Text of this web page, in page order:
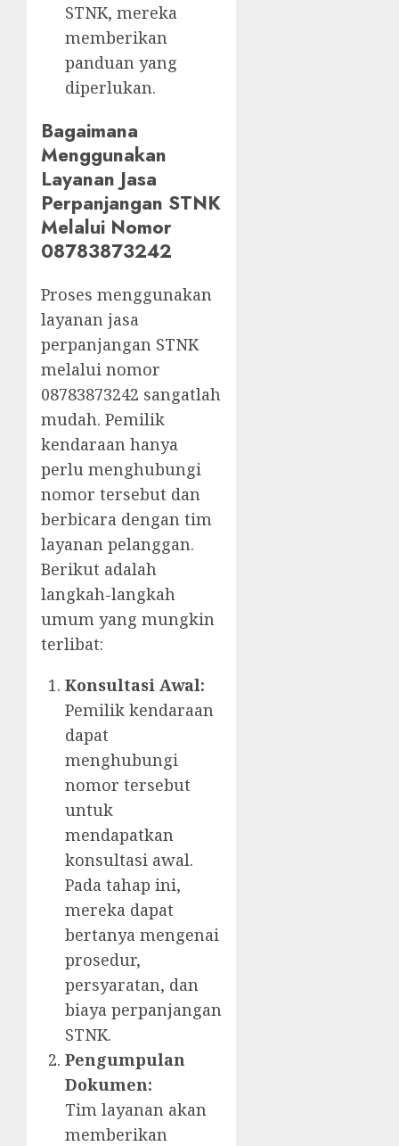
STNK, mereka
memberikan
panduan yang
diperlukan.
Bagaimana
Menggunakan
Layanan Jasa
Perpanjangan STNK
Melalui Nomor
08783873242
Proses menggunakan
layanan jasa
perpanjangan STNK
melalui nomor
08783873242 sangatlah
mudah. Pemilik
kendaraan hanya
perlu menghubungi
nomor tersebut dan
berbicara dengan tim
layanan pelanggan.
Berikut adalah
langkah-langkah
umum yang mungkin
terlibat:
Konsultasi Awal:
Pemilik kendaraan
dapat
menghubungi
nomor tersebut
untuk
mendapatkan
konsultasi awal.
Pada tahap ini,
mereka dapat
bertanya mengenai
prosedur,
persyaratan, dan
biaya perpanjangan
STNK.
Pengumpulan
Dokumen:
Tim layanan akan
memberikan